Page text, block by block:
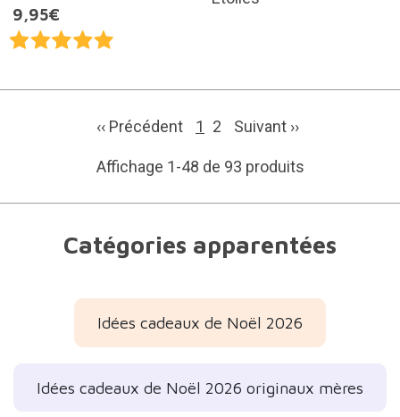
9,95€
‹‹ Précédent 1 2 Suivant ››
Affichage 1-48 de 93 produits
Catégories apparentées
Idées cadeaux de Noël 2026
Idées cadeaux de Noël 2026 originaux mères